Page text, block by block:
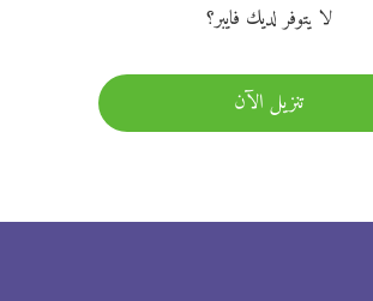
لا يتوفر لديك فايبر؟
تنزيل الآن